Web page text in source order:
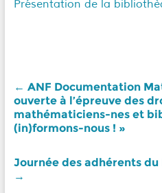
Présentation de la
← ANF Documentation
ouverte à l’épreuve des
mathématiciens-nes et
(in)formons-nous ! »
Journée des adhérents du
→